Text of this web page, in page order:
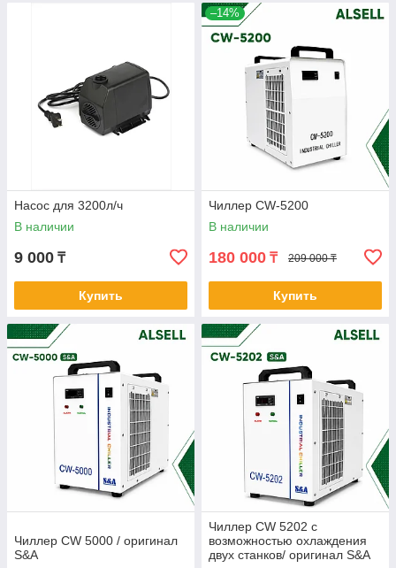
сохраняет рабочую температуру необходимую для
выполнения качественной лазерной резки.
У нас на сайте представлен широкий ассортимент чиллеров,
для подробной консультации обращайтесь к нашим
менеджерам, мы всегда рады помочь с выбором.
Насос для 3200л/ч
В наличии
9 000 ₸
Купить
–14%
Чиллер CW-5200
В наличии
180 000 ₸ 209 000 ₸
Купить
Чиллер CW 5000 / оригинал
S&A
Чиллер CW 5202 с
возможностью охлаждения
двух станков/ оригинал S&A